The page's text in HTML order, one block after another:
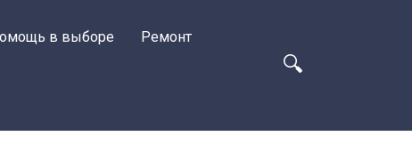
в выборе Ремонт